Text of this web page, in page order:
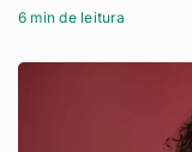
6 min de leitura